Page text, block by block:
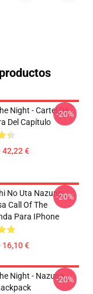
Night - Cartel De
Del Capítulo
42,22 €
-20%
No Uta Nazuna
Call Of The
Para IPhone
16,10 €
-20%
Night - Nazuna-20%